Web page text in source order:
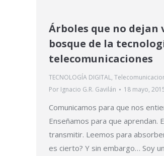
Árboles que no dejan
bosque de la
telecomunicaciones
TECNOLOGÍA DIGITAL,
Por Ignacio G.R. Gavilán 18 mayo,
Comunicamos para que nos
Enseñamos para que aprendan.
transmitir. Leemos para
es cierto? Y sin embargo… Soy